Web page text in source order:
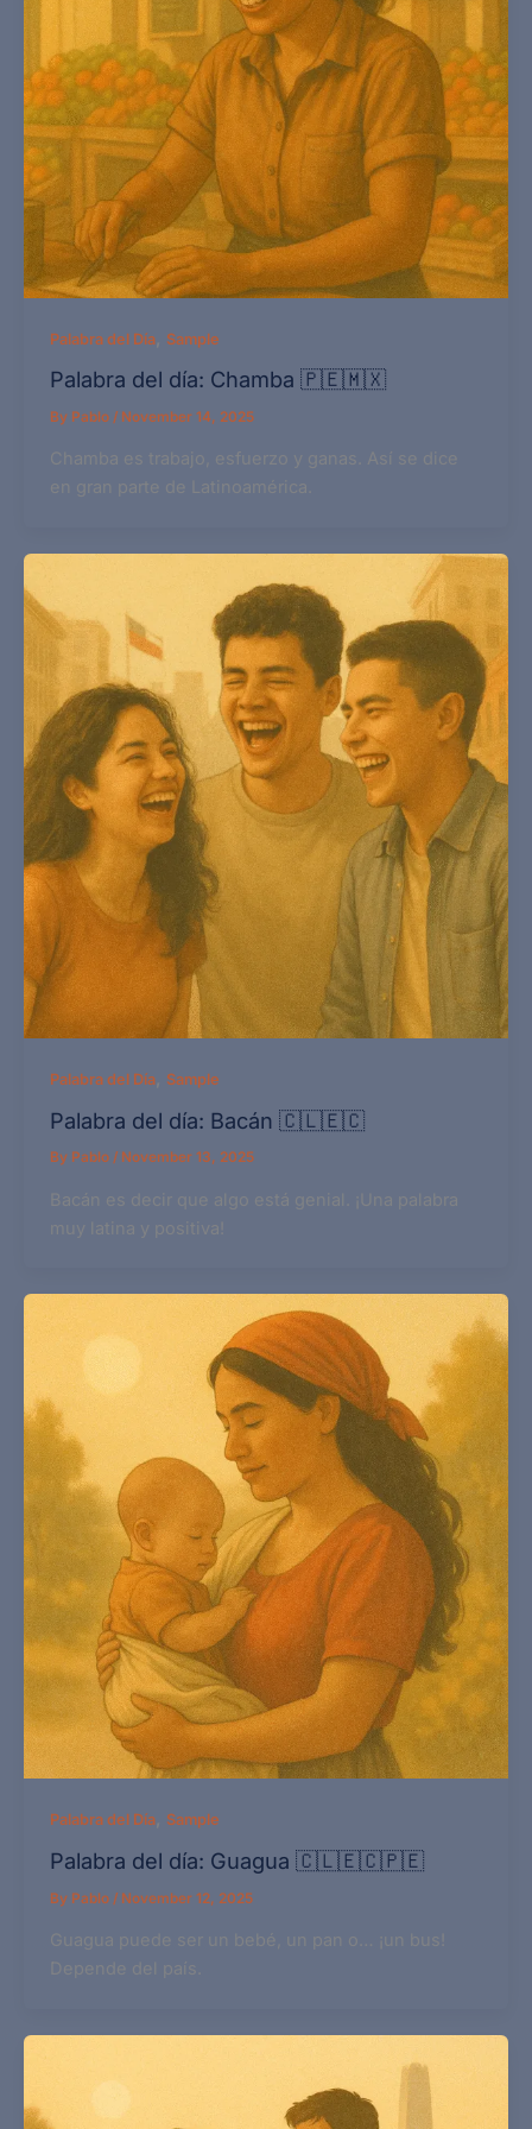
Palabra del Día, Sample
Palabra del día: Chamba 🇵🇪🇲🇽
By Pablo / November 14, 2025
Chamba es trabajo, esfuerzo y ganas. Así se dice
en gran parte de Latinoamérica.
Palabra del Día, Sample
Palabra del día: Bacán 🇨🇱🇪🇨
By Pablo / November 13, 2025
Bacán es decir que algo está genial. ¡Una palabra
muy latina y positiva!
Palabra del Día, Sample
Palabra del día: Guagua 🇨🇱🇪🇨🇵🇪
By Pablo / November 12, 2025
Guagua puede ser un bebé, un pan o… ¡un bus!
Depende del país.